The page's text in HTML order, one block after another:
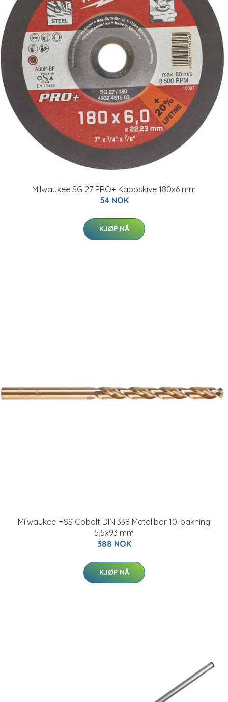
Milwaukee SG 27 PRO+ Kappskive 180x6 mm
54 NOK
KJØP NÅ
Milwaukee HSS Cobolt DIN 338 Metallbor 10-pakning
5,5x93 mm
388 NOK
KJØP NÅ